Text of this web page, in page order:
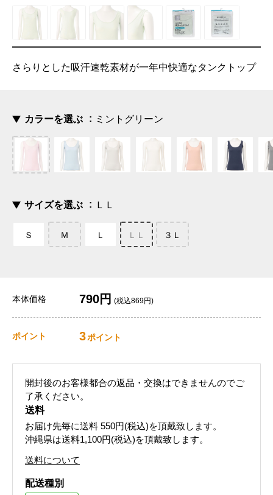
さらりとした吸汗速乾素材が一年中快適なタンクトップ
カラーを選ぶ ミントグリーン
サイズを選ぶ ＬＬ
Ｓ Ｍ Ｌ ＬＬ ３Ｌ
本体価格 790円 (税込869円)
ポイント 3ポイント
開封後のお客様都合の返品・交換はできませんのでご
了承ください。
送料
お届け先毎に送料 550円(税込)を頂戴致します。
沖縄県は送料1,100円(税込)を頂戴致します。
送料について
配送種別